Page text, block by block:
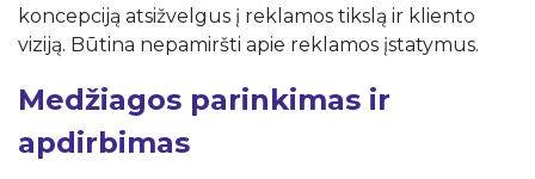
koncepciją atsižvelgus į reklamos tikslą ir kliento
viziją. Būtina nepamiršti apie reklamos įstatymus.
Medžiagos parinkimas ir
apdirbimas